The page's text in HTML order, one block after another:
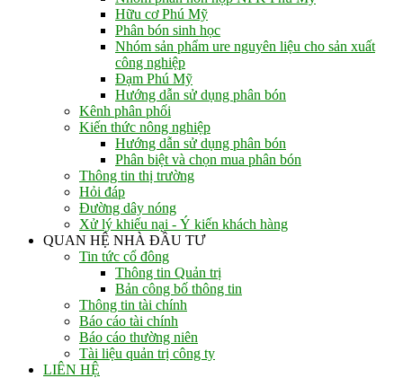
Hữu cơ Phú Mỹ
Phân bón sinh học
Nhóm sản phẩm ure nguyên liệu cho sản xuất
công nghiệp
Đạm Phú Mỹ
Hướng dẫn sử dụng phân bón
Kênh phân phối
Kiến thức nông nghiệp
Hướng dẫn sử dụng phân bón
Phân biệt và chọn mua phân bón
Thông tin thị trường
Hỏi đáp
Đường dây nóng
Xử lý khiếu nại - Ý kiến khách hàng
QUAN HỆ NHÀ ĐẦU TƯ
Tin tức cổ đông
Thông tin Quản trị
Bản công bố thông tin
Thông tin tài chính
Báo cáo tài chính
Báo cáo thường niên
Tài liệu quản trị công ty
LIÊN HỆ